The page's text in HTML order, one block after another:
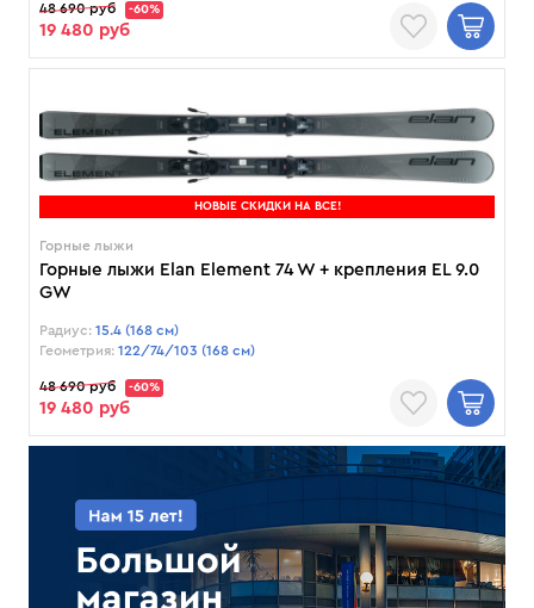
48 690 руб -60%
19 480 руб
НОВЫЕ СКИДКИ НА ВСЕ!
Горные лыжи
Горные лыжи Elan Element 74 W + крепления EL 9.0
GW
Радиус: 15.4 (168 см)
Геометрия: 122/74/103 (168 см)
48 690 руб -60%
19 480 руб